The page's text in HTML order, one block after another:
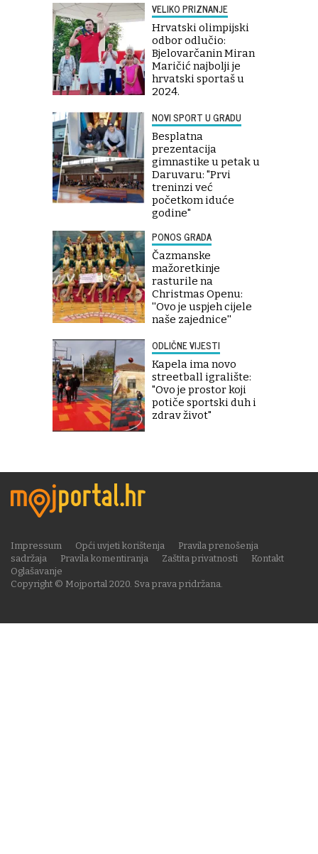
VELIKO PRIZNANJE
Hrvatski olimpijski
odbor odlučio:
Bjelovarčanin Miran
Maričić najbolji je
hrvatski sportaš u
2024.
NOVI SPORT U GRADU
Besplatna
prezentacija
gimnastike u petak u
Daruvaru: "Prvi
treninzi već
početkom iduće
godine"
PONOS GRADA
Čazmanske
mažoretkinje
rasturile na
Christmas Openu:
''Ovo je uspjeh cijele
naše zajednice''
ODLIČNE VIJESTI
Kapela ima novo
streetball igralište:
"Ovo je prostor koji
potiče sportski duh i
zdrav život"
Copyright © Mojportal 2020. Sva prava pridržana.
Impressum Opći uvjeti korištenja
Pravila prenošenja
sadržaja
Pravila komentiranja Zaštita privatnosti
Kontakt
Oglašavanje